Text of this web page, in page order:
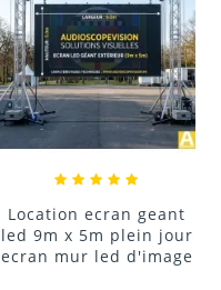
Location ecran geant
led 9m x 5m plein jour
ecran mur led d'image